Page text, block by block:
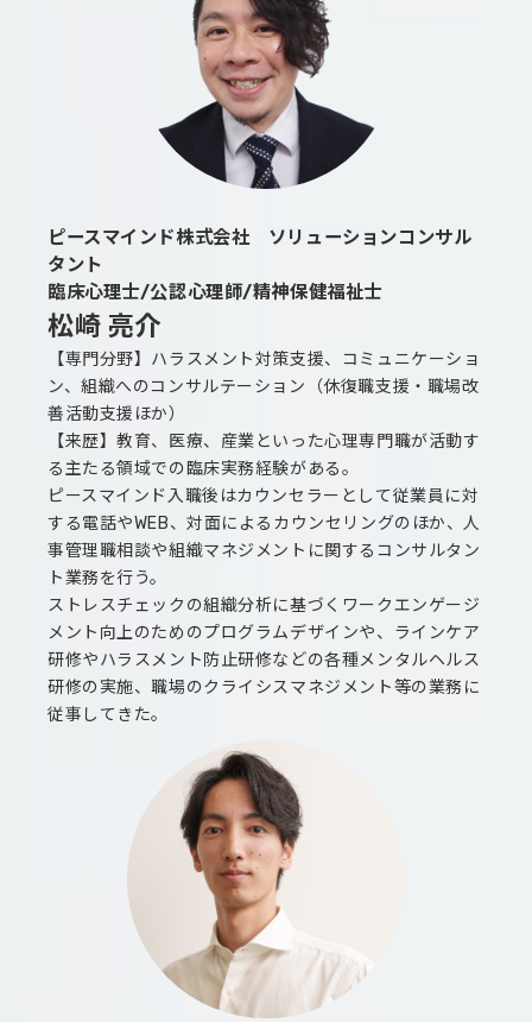
ピースマインド株式会社 ソリューションコンサル
タント
臨床心理士/公認心理師/精神保健福祉士
松崎 亮介
【専門分野】ハラスメント対策支援、コミュニケーショ
ン、組織へのコンサルテーション（休復職支援・職場改
善活動支援ほか）
【来歴】教育、医療、産業といった心理専門職が活動す
る主たる領域での臨床実務経験がある。
ピースマインド入職後はカウンセラーとして従業員に対
する電話やWEB、対面によるカウンセリングのほか、人
事管理職相談や組織マネジメントに関するコンサルタン
ト業務を行う。
ストレスチェックの組織分析に基づくワークエンゲージ
メント向上のためのプログラムデザインや、ラインケア
研修やハラスメント防止研修などの各種メンタルヘルス
研修の実施、職場のクライシスマネジメント等の業務に
従事してきた。